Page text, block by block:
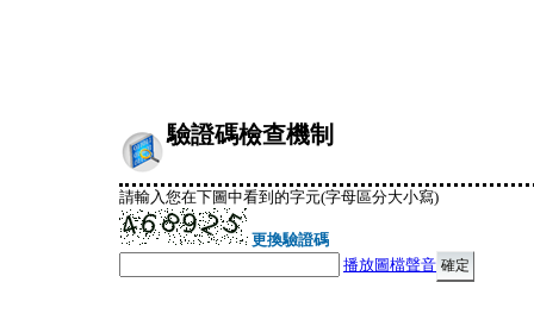
驗證碼檢查機制
請輸入您在下圖中看到的字元(字母區分大小寫)
更換驗證碼
播放圖檔聲音